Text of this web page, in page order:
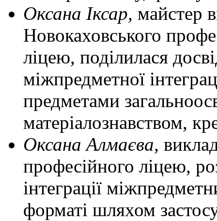
Оксана Іксар, майстер
Новокаховського
ліцею, поділилася
міжпредметної
предметами
матеріалознавством,
Оксана Алмаєва,
професійного ліцею,
інтеграції
форматі шляхом